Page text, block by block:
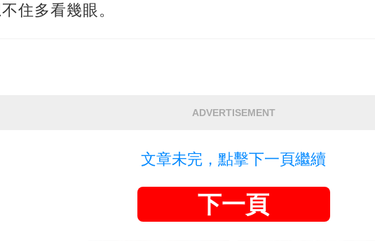
住多看幾眼。
ADVERTISEMENT
文章未完，點擊下一頁繼續
下一頁